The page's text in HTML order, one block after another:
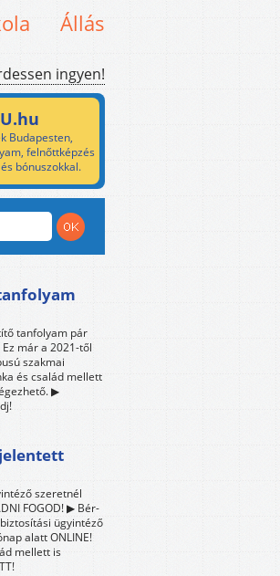
Állás
ingyen!
Budapesten,
felnőttképzés
bónuszokkal.
tanfolyam pár
már a 2021-től
szakmai
és család mellett
▶
szeretnél
FOGOD! ▶ Bér-
ügyintéző
alatt ONLINE!
mellett is